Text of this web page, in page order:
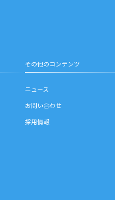
その他のコンテンツ
ニュース
お問い合わせ
採用情報